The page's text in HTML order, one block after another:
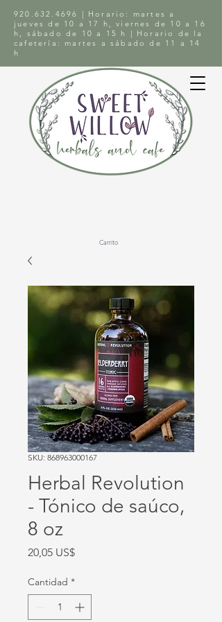
920.632.4696
| Horario: martes a
jueves de 10 a 17 h, viernes de 10 a 16
h, sábado de 10 a 15 h | Horario de la
cafetería: martes a sábado de 11 a 14
h
Carrito
SKU: 868963000167
Herbal Revolution
- Tónico de saúco,
8 oz
20,05 US$Precio
Cantidad *